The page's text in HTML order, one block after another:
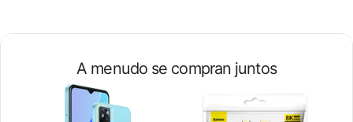
A menudo se compran juntos